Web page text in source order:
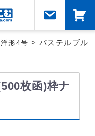
洋形4号 > パステルブル
枚函)枠ナ